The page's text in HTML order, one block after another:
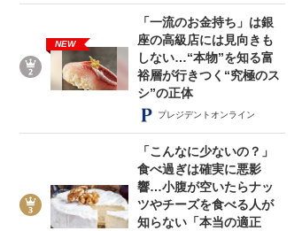
NEW
「一流のお金持ち」は銀
座の高級店には見向きも
しない…“本物”を知る富
裕層が行きつく“究極のス
シ”の正体
プレジデントオンライン
「こんなに少ないの？」
食べ過ぎは確実に悪影
響…小腹が空いたらナッ
ツやチーズを食べる人が
知らない「本当の適正